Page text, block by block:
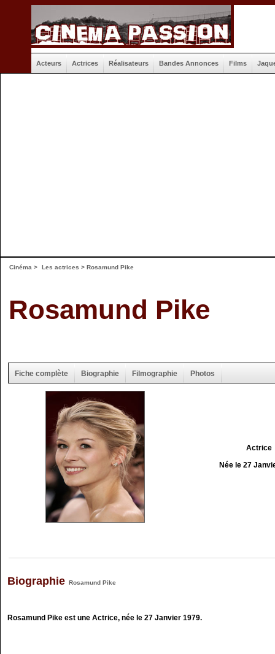
Acteurs Actrices Réalisateurs Bandes Annonces Films
Cinéma > Les actrices > Rosamund Pike
Rosamund Pike
Fiche complète Biographie Filmographie Photos
Actrice
Née le 27
Biographie Rosamund Pike
Rosamund Pike est une Actrice, née le 27 Janvier 1979.